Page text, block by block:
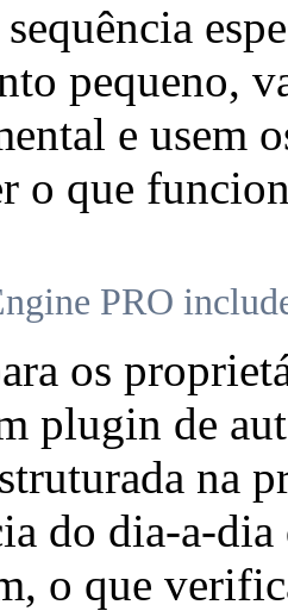
sequência
pequeno,
e usem
o que
PRO
os
plugin de
na
do dia-a-
o que